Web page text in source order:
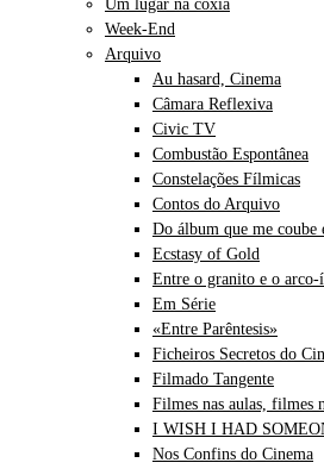
Um lugar na coxia
Week-End
Arquivo
Au hasard, Cinema
Câmara Reflexiva
Civic TV
Combustão Espontânea
Constelações Fílmicas
Contos do Arquivo
Do álbum que me coube
Ecstasy of Gold
Entre o granito e o arco-
Em Série
«Entre Parêntesis»
Ficheiros Secretos do
Filmado Tangente
Filmes nas aulas, filmes
I WISH I HAD
Nos Confins do Cinema